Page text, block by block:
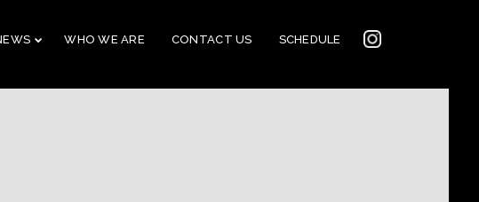
WHO WE ARE CONTACT US SCHEDULE INSTAGRAM